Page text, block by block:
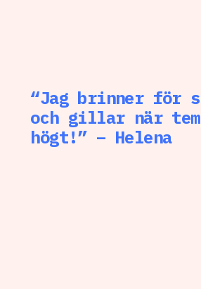
“Jag brinner för
och gillar när
högt!” – Helena